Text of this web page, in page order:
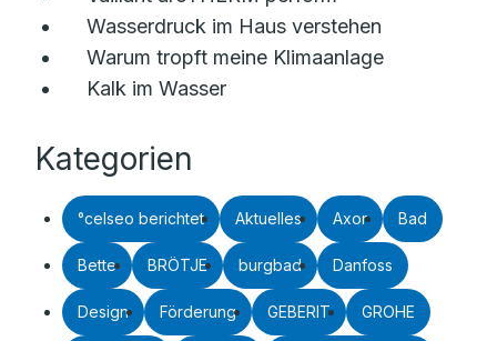
Wasserdruck im Haus verstehen
Warum tropft meine Klimaanlage
Kalk im Wasser
Kategorien
°celseo berichtet Aktuelles Axor Bad
Bette BRÖTJE burgbad Danfoss
Design Förderung GEBERIT GROHE